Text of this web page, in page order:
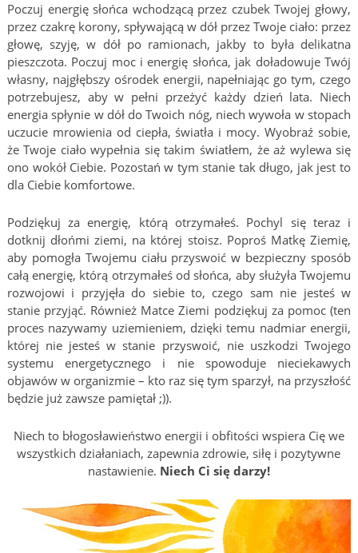
Poczuj energię słońca wchodzącą przez czubek Twojej głowy,
przez czakrę korony, spływającą w dół przez Twoje ciało: przez
głowę, szyję, w dół po ramionach, jakby to była delikatna
pieszczota. Poczuj moc i energię słońca, jak doładowuje Twój
własny, najgłębszy ośrodek energii, napełniając go tym, czego
potrzebujesz, aby w pełni przeżyć każdy dzień lata. Niech
energia spłynie w dół do Twoich nóg, niech wywoła w stopach
uczucie mrowienia od ciepła, światła i mocy. Wyobraź sobie,
że Twoje ciało wypełnia się takim światłem, że aż wylewa się
ono wokół Ciebie. Pozostań w tym stanie tak długo, jak jest to
dla Ciebie komfortowe.
Podziękuj za energię, którą otrzymałeś. Pochyl się teraz i
dotknij dłońmi ziemi, na której stoisz. Poproś Matkę Ziemię,
aby pomogła Twojemu ciału przyswoić w bezpieczny sposób
całą energię, którą otrzymałeś od słońca, aby służyła Twojemu
rozwojowi i przyjęła do siebie to, czego sam nie jesteś w
stanie przyjąć. Również Matce Ziemi podziękuj za pomoc (ten
proces nazywamy uziemieniem, dzięki temu nadmiar energii,
której nie jesteś w stanie przyswoić, nie uszkodzi Twojego
systemu energetycznego i nie spowoduje nieciekawych
objawów w organizmie – kto raz się tym sparzył, na przyszłość
będzie już zawsze pamiętał ;)).
Niech to błogosławieństwo energii i obfitości wspiera Cię we
wszystkich działaniach, zapewnia zdrowie, siłę i pozytywne
nastawienie. Niech Ci się darzy!